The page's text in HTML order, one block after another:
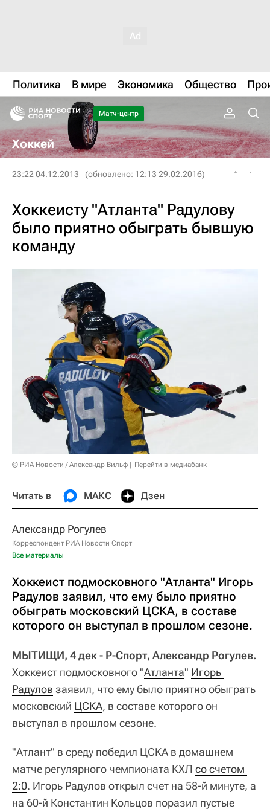
Политика В мире Экономика Общество
Матч-центр
Хоккей
23:22 04.12.2013 (обновлено: 12:13 29.02.2016)
Хоккеисту "Атланта" Радулову
было приятно обыграть бывшую
команду
© РИА Новости / Александр Вильф Перейти в медиабанк
Читать в МАКС Дзен
Александр Рогулев
Корреспондент РИА Новости Спорт
Все материалы
Хоккеист подмосковного "Атланта" Игорь
Радулов заявил, что ему было приятно
обыграть московский ЦСКА, в составе
которого он выступал в прошлом сезоне.
МЫТИЩИ, 4 дек - Р-Спорт, Александр Рогулев.
Хоккеист подмосковного "Атланта" Игорь
Радулов заявил, что ему было приятно обыграть
московский ЦСКА, в составе которого он
выступал в прошлом сезоне.
"Атлант" в среду победил ЦСКА в домашнем
матче регулярного чемпионата КХЛ со счетом
2:0. Игорь Радулов открыл счет на 58-й минуте, а
на 60-й Константин Кольцов поразил пустые